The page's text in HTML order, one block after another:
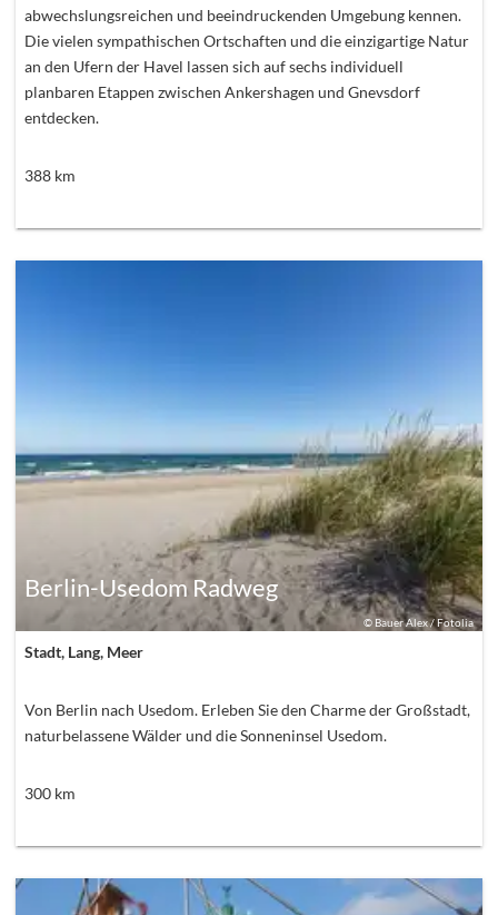
abwechslungsreichen und beeindruckenden Umgebung kennen.
Die vielen sympathischen Ortschaften und die einzigartige Natur
an den Ufern der Havel lassen sich auf sechs individuell
planbaren Etappen zwischen Ankershagen und Gnevsdorf
entdecken.
388km
© Bauer Alex / Fotolia
Berlin-Usedom Radweg
Stadt, Lang, Meer
Von Berlin nach Usedom. Erleben Sie den Charme der Großstadt,
naturbelassene Wälder und die Sonneninsel Usedom.
300km